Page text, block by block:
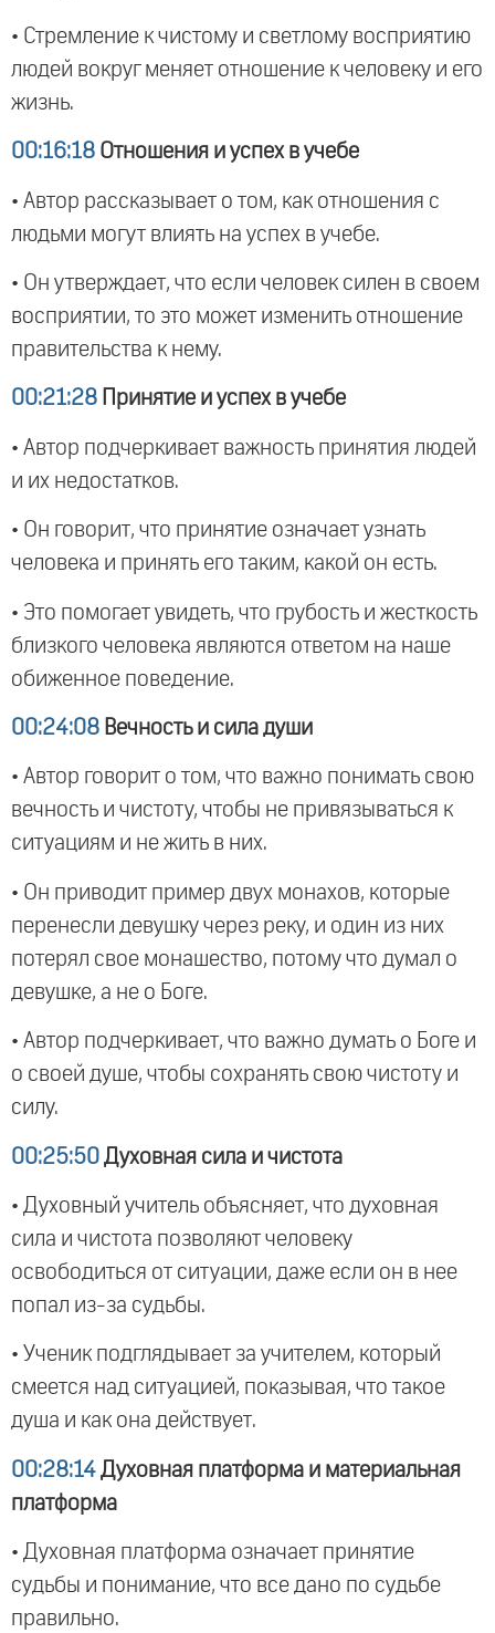
• Стремление к чистому и светлому восприятию
людей вокруг меняет отношение к человеку и его
жизнь.
00:16:18 Отношения и успех в учебе
• Автор рассказывает о том, как отношения с
людьми могут влиять на успех в учебе.
• Он утверждает, что если человек силен в своем
восприятии, то это может изменить отношение
правительства к нему.
00:21:28 Принятие и успех в учебе
• Автор подчеркивает важность принятия людей
и их недостатков.
• Он говорит, что принятие означает узнать
человека и принять его таким, какой он есть.
• Это помогает увидеть, что грубость и жесткость
близкого человека являются ответом на наше
обиженное поведение.
00:24:08 Вечность и сила души
• Автор говорит о том, что важно понимать свою
вечность и чистоту, чтобы не привязываться к
ситуациям и не жить в них.
• Он приводит пример двух монахов, которые
перенесли девушку через реку, и один из них
потерял свое монашество, потому что думал о
девушке, а не о Боге.
• Автор подчеркивает, что важно думать о Боге и
о своей душе, чтобы сохранять свою чистоту и
силу.
00:25:50 Духовная сила и чистота
• Духовный учитель объясняет, что духовная
сила и чистота позволяют человеку
освободиться от ситуации, даже если он в нее
попал из-за судьбы.
• Ученик подглядывает за учителем, который
смеется над ситуацией, показывая, что такое
душа и как она действует.
00:28:14 Духовная платформа и материальная
платформа
• Духовная платформа означает принятие
судьбы и понимание, что все дано по судьбе
правильно.